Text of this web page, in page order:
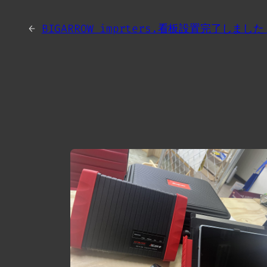
← BIGARROW imprters.看板設置完了しました